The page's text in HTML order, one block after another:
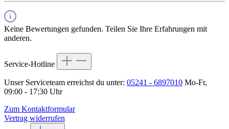
Keine Bewertungen gefunden. Teilen Sie Ihre Erfahrungen mit
anderen.
Service-Hotline
Unser Serviceteam erreichst du unter: 05241 - 6897010 Mo-Fr,
09:00 - 17:30 Uhr
Zum Kontaktformular
Vertrag widerrufen